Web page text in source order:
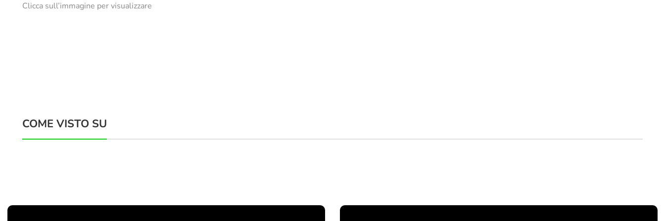
Clicca sull’immagine per visualizzare
COME VISTO SU